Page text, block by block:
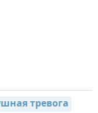
тревога